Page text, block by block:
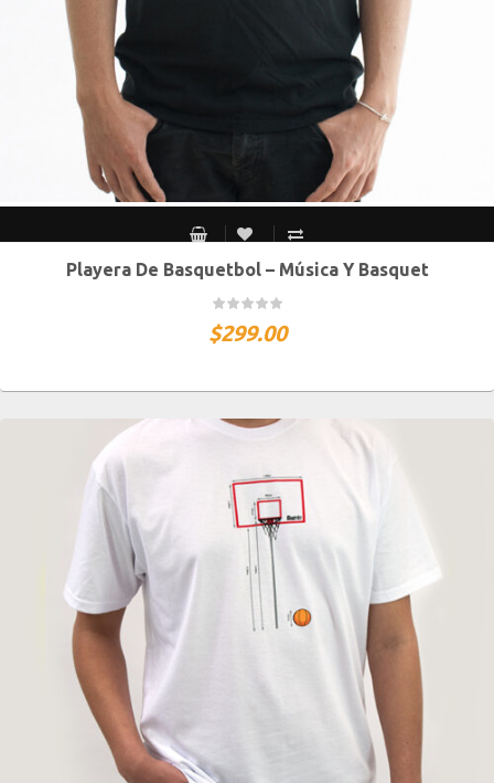
S MEX / XS USA M MEX / S USA G MEX / M USA XG MEX / G USA
Playera De Basquetbol – Música Y Basquet
$299.00